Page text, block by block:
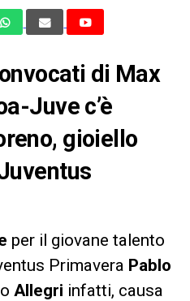
di Max
Juve c’è
gioiello
per il giovane talento
Primavera Pablo
Allegri infatti, causa